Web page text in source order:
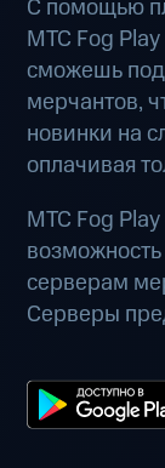
С помощью
МТС Fog Play
сможешь
мерчантов,
новинки на
оплачивая
МТС Fog Play
серверам
Серверы